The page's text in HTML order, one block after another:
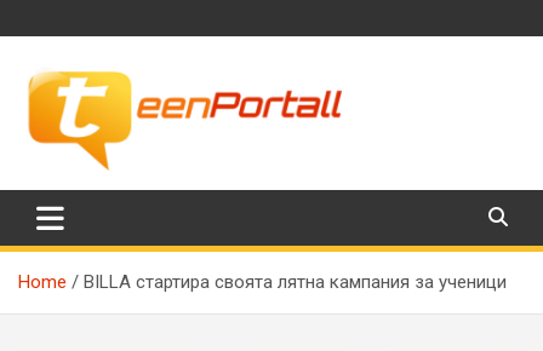
to
TeenPortall
Home BILLA стартира своята лятна кампания за ученици